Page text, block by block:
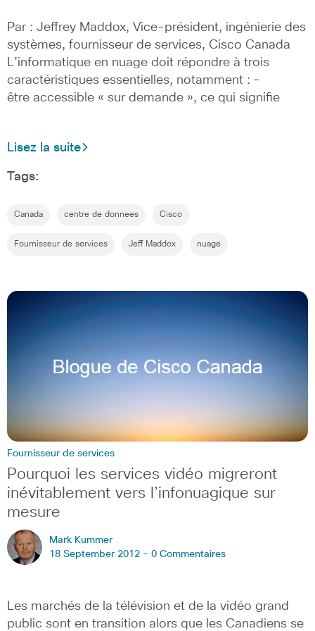
Par : Jeffrey Maddox, Vice-président, ingénierie des
systèmes, fournisseur de services, Cisco Canada
L’informatique en nuage doit répondre à trois
caractéristiques essentielles, notamment : –
être accessible « sur demande », ce qui signifie
Lisez la suite
Tags:
Canada centre de donnees Cisco
Fournisseur de services Jeff Maddox nuage
Fournisseur de services
Pourquoi les services vidéo migreront
inévitablement vers l’infonuagique sur
mesure
Mark Kummer
18 September 2012 - 0 Commentaires
Les marchés de la télévision et de la vidéo grand
public sont en transition alors que les Canadiens se